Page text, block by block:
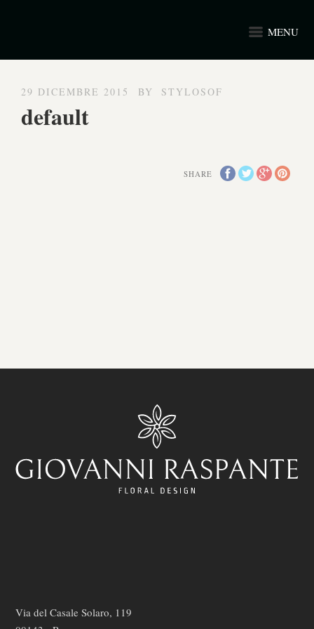
MENU
29 DICEMBRE 2015 BY STYLOSOF
default
SHARE
Via del Casale Solaro, 119